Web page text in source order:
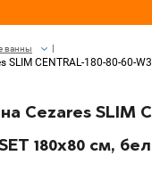
ванны
CENTRAL-180-80-60-
Cezares SLIM
180x80 см,